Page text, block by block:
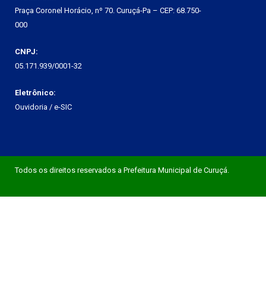
Praça Coronel Horácio, nº 70. Curuçá-Pa – CEP: 68.750-
000
CNPJ:
05.171.939/0001-32
Eletrônico:
Ouvidoria / e-SIC
Todos os direitos reservados a Prefeitura Municipal de Curuçá.